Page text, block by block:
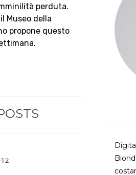
perduta.
Museo della
propone questo